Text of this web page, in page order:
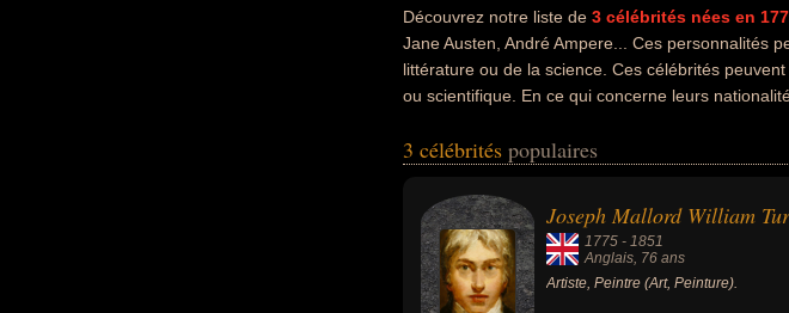
Découvrez notre liste de 3 célébrités nées en
Jane Austen, André Ampere... Ces personnalités
littérature ou de la science. Ces célébrités
ou scientifique. En ce qui concerne leurs
3 célébrités populaires
Joseph Mallord William
1775 - 1851
Anglais, 76 ans
Artiste, Peintre (Art, Peinture).